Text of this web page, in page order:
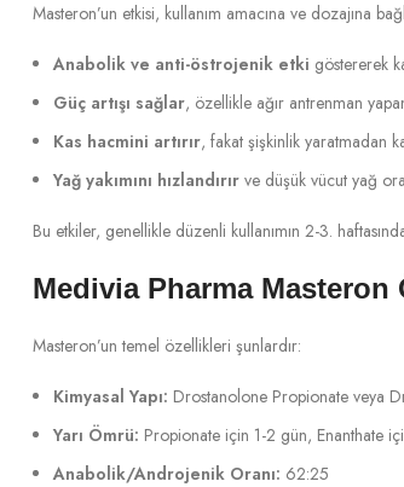
Masteron’un etkisi, kullanım amacına ve dozajına
Anabolik ve anti-östrojenik etki göstererek
Güç artışı sağlar, özellikle ağır antrenman
Kas hacmini artırır, fakat şişkinlik yaratmadan
Yağ yakımını hızlandırır ve düşük vücut yağ
Bu etkiler, genellikle düzenli kullanımın 2-3.
Medivia Pharma Masteron
Masteron’un temel özellikleri şunlardır:
Kimyasal Yapı: Drostanolone Propionate veya
Yarı Ömrü: Propionate için 1-2 gün, Enanthate
Anabolik/Androjenik Oranı: 62:25